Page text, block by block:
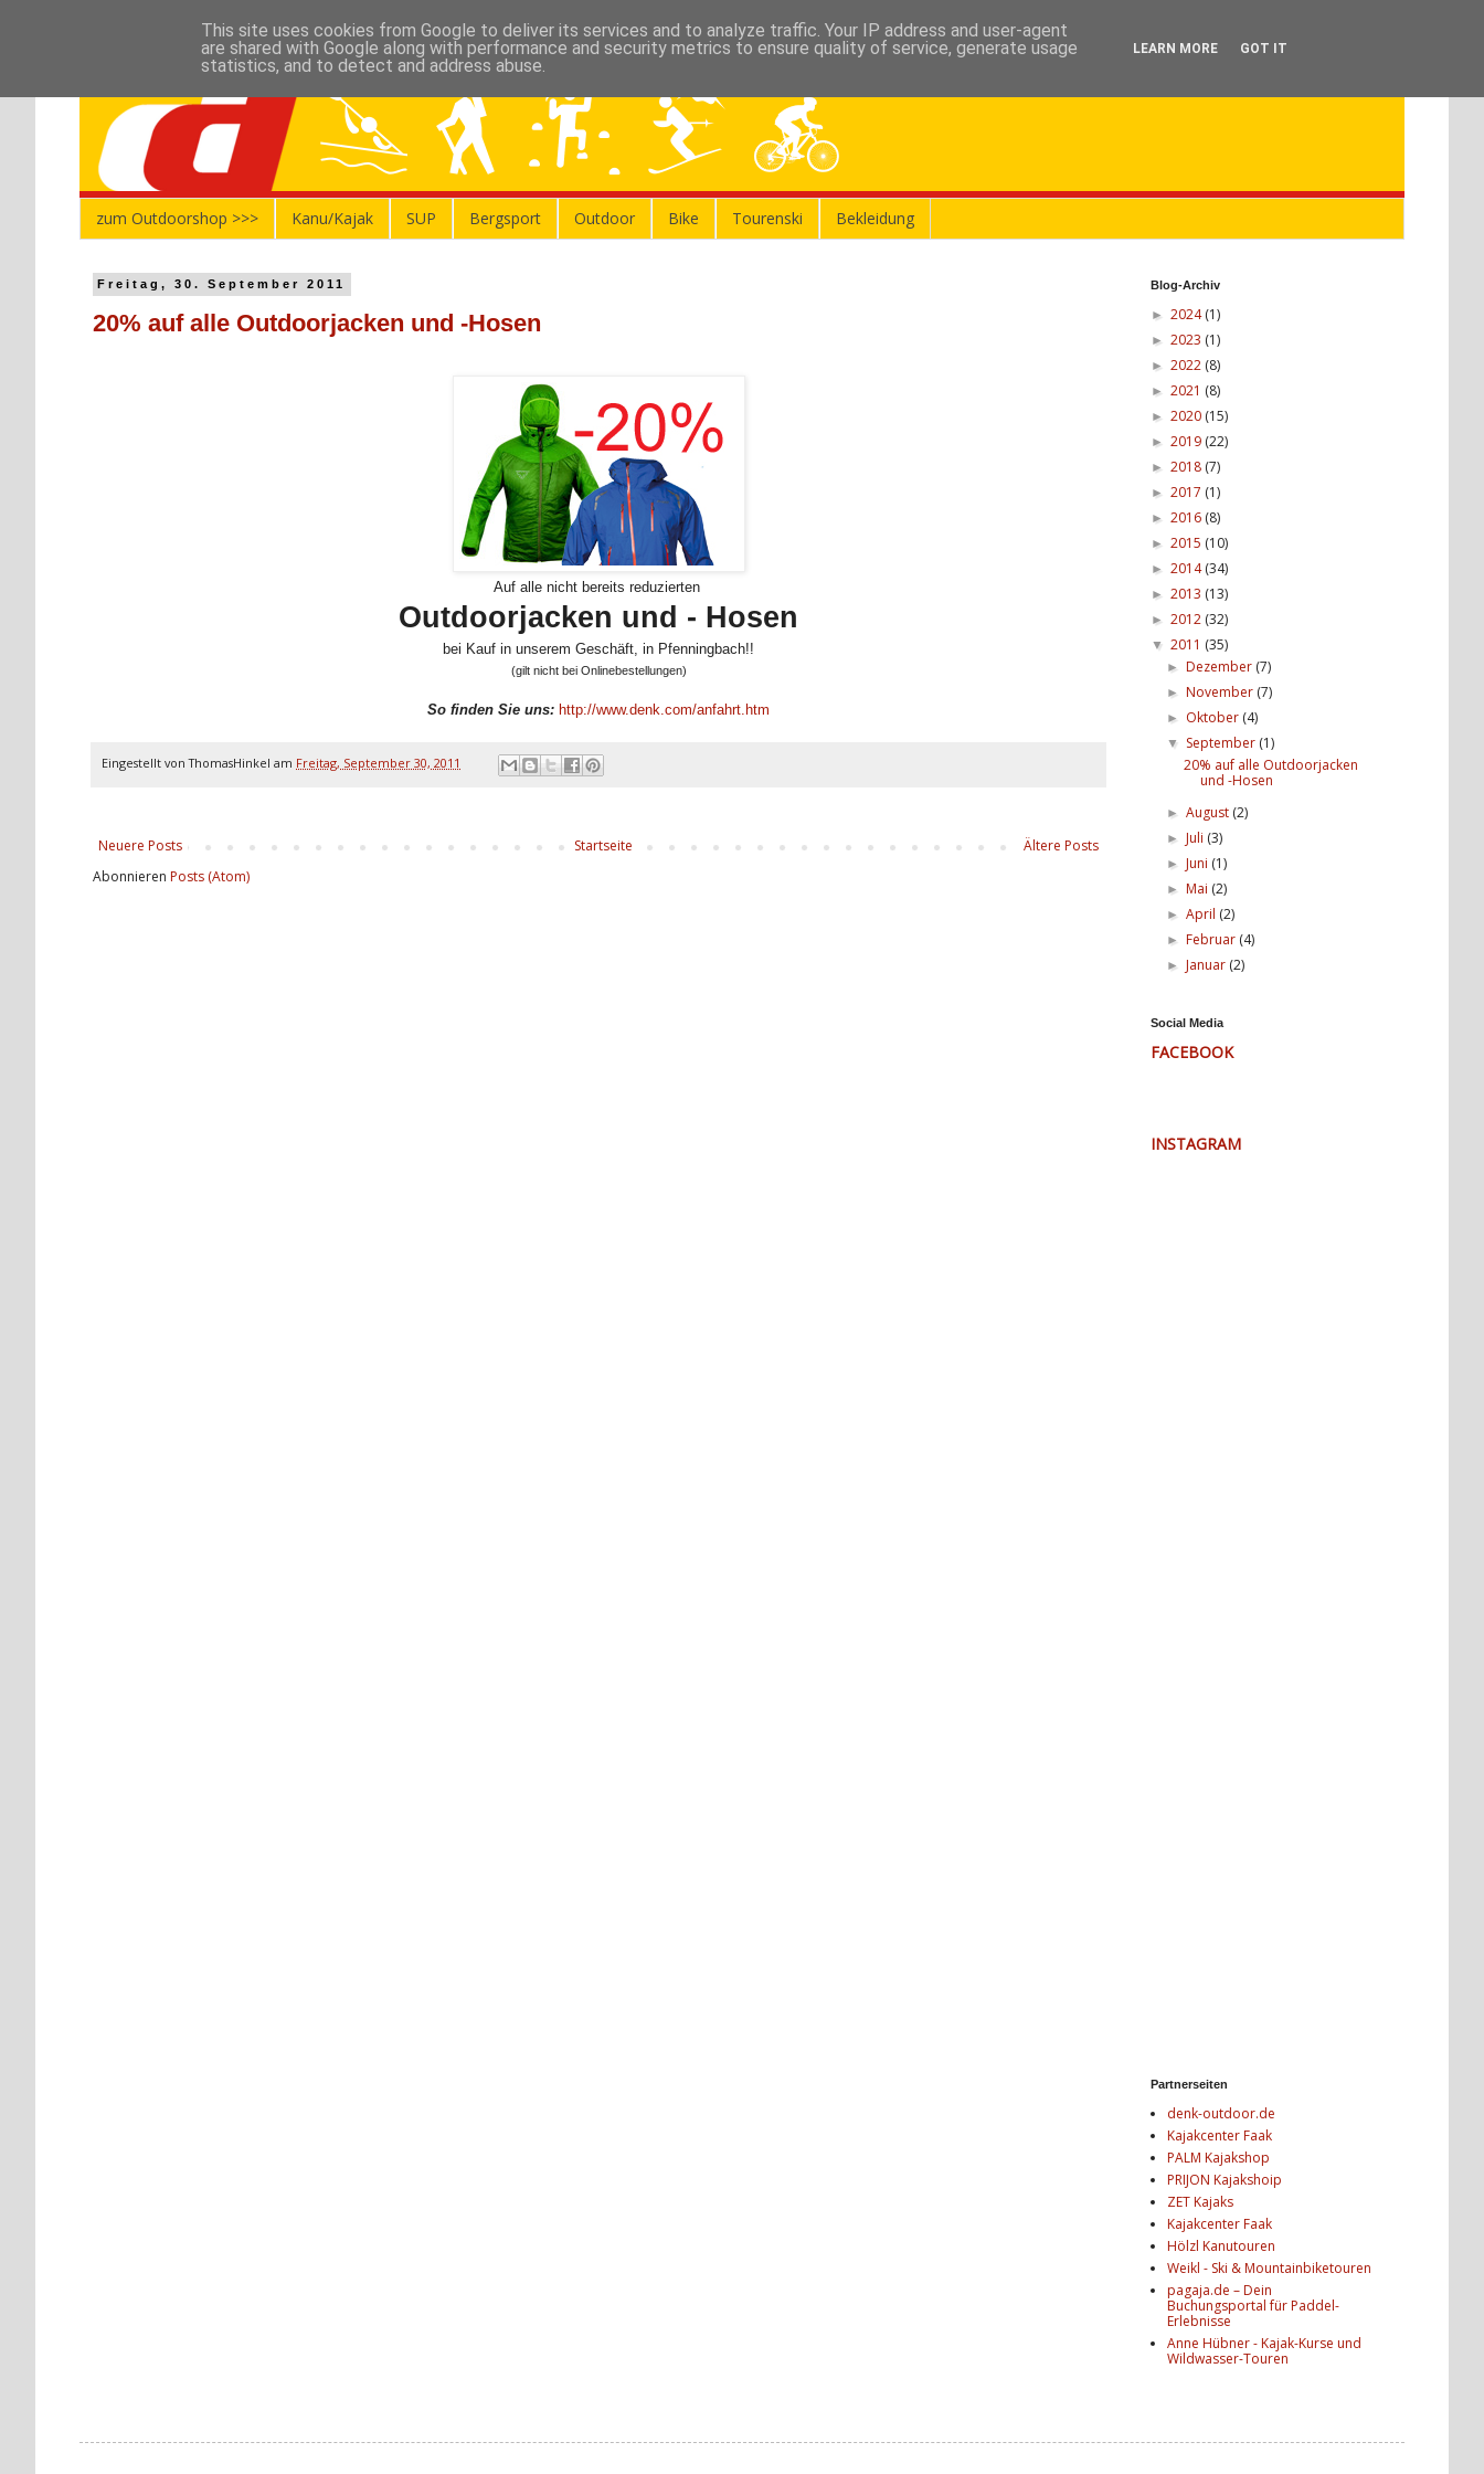
zum Outdoorshop >>> Kanu/Kajak SUP Bergsport Outdoor Bike Tourenski Bekleidung
Freitag, 30. September 2011
20% auf alle Outdoorjacken und -Hosen
Auf alle nicht bereits reduzierten
Outdoorjacken und - Hosen
bei Kauf in unserem Geschäft, in Pfenningbach!!
(gilt nicht bei Onlinebestellungen)
So finden Sie uns: http://www.denk.com/anfahrt.htm
Eingestellt vonThomasHinkel am Freitag, September 30, 2011
Neuere Posts Ältere Posts
Startseite
Abonnieren Posts (Atom)
Blog-Archiv
► 2024(1)
► 2023 (1)
► 2022 (8)
► 2021 (8)
► 2020 (15)
► 2019 (22)
► 2018 (7)
► 2017 (1)
► 2016 (8)
► 2015 (10)
► 2014(34)
► 2013 (13)
► 2012 (32)
▼ 2011 (35)
►Dezember (7)
►November (7)
► Oktober (4)
▼ September (1)
20% auf alle Outdoorjacken
und -Hosen
►August (2)
►Juli (3)
►Juni (1)
►Mai (2)
►April (2)
►Februar (4)
►Januar (2)
Social Media
FACEBOOK
INSTAGRAM
Partnerseiten
denk-outdoor.de
Kajakcenter Faak
PALM Kajakshop
PRIJON Kajakshoip
ZET Kajaks
Kajakcenter Faak
Hölzl Kanutouren
Weikl - Ski & Mountainbiketouren
pagaja.de – Dein
Buchungsportal für Paddel-
Erlebnisse
Anne Hübner - Kajak-Kurse und
Wildwasser-Touren
This site uses cookies from Google to deliver its services and to analyze traffic. Your IP address and user-agent
are shared with Google along with performance and security metrics to ensure quality of service, generate usage
statistics, and to detect and address abuse.
LEARN MORE GOT IT